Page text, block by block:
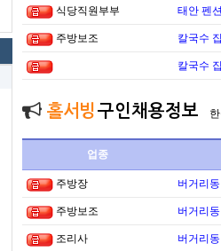
식당직원부부 태안 펜
주방보조 칼국수
칼국수
홀서빙 구인채용정보
업종
주방장 버거리
주방보조 버거리
조리사 버거리